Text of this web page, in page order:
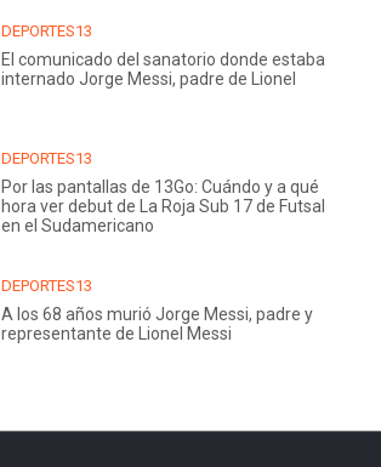
DEPORTES13
El comunicado del sanatorio donde estaba
internado Jorge Messi, padre de Lionel
DEPORTES13
Por las pantallas de 13Go: Cuándo y a qué
hora ver debut de La Roja Sub 17 de Futsal
en el Sudamericano
DEPORTES13
A los 68 años murió Jorge Messi, padre y
representante de Lionel Messi